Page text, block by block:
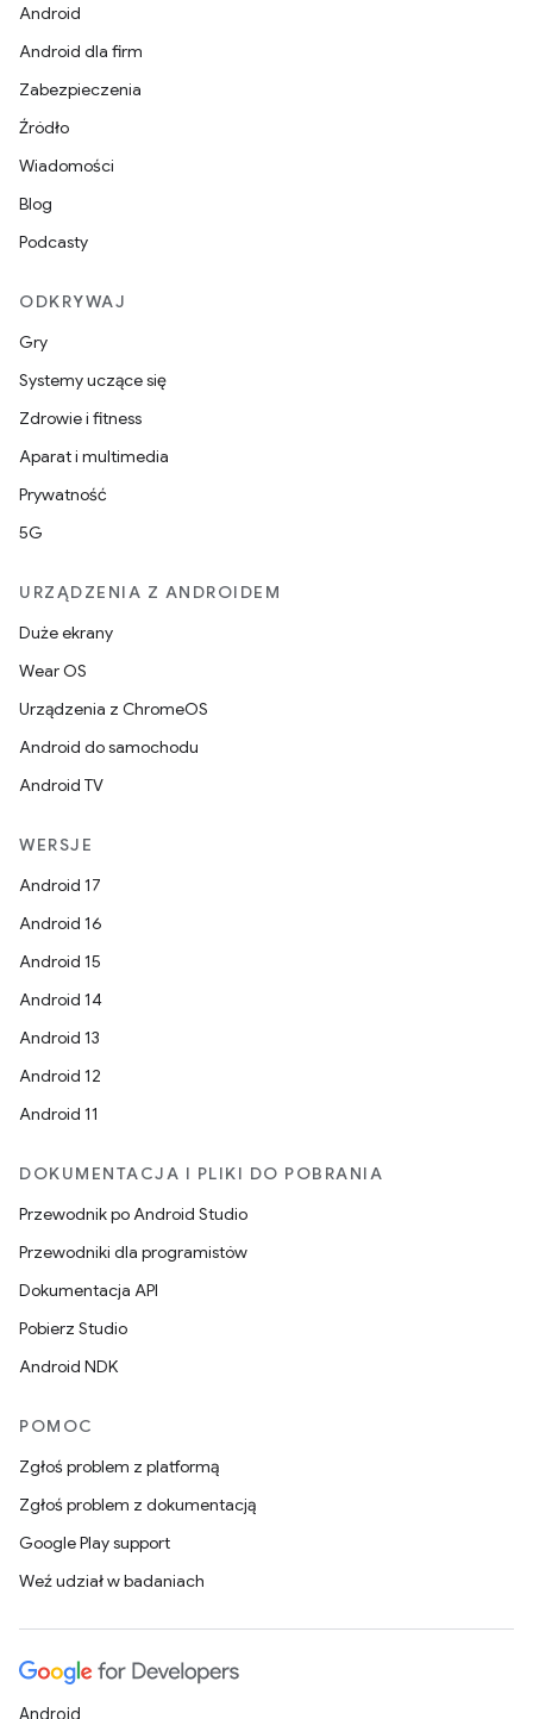
Android
Android dla firm
Zabezpieczenia
Źródło
Wiadomości
Blog
Podcasty
ODKRYWAJ
Gry
Systemy uczące się
Zdrowie i fitness
Aparat i multimedia
Prywatność
5G
URZĄDZENIA Z ANDROIDEM
Duże ekrany
Wear OS
Urządzenia z ChromeOS
Android do samochodu
Android TV
WERSJE
Android 17
Android 16
Android 15
Android 14
Android 13
Android 12
Android 11
DOKUMENTACJA I PLIKI DO POBRANIA
Przewodnik po Android Studio
Przewodniki dla programistów
Dokumentacja API
Pobierz Studio
Android NDK
POMOC
Zgłoś problem z platformą
Zgłoś problem z dokumentacją
Google Play support
Weź udział w badaniach
Android